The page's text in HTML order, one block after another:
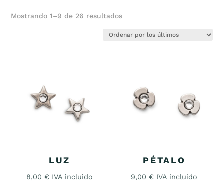
Mostrando 1–9 de 26 resultados
LUZ
8,00 € IVA incluido
PÉTALO
9,00 € IVA incluido